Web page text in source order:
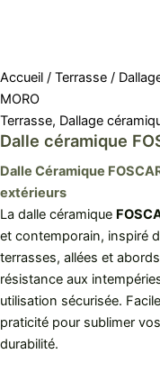
Accueil / Terrasse /
MORO
Terrasse, Dallage
Dalle céramique
Dalle Céramique
extérieurs
La dalle céramique
et contemporain, inspiré
terrasses, allées et
résistance aux
utilisation sécurisée.
praticité pour sublimer
durabilité.